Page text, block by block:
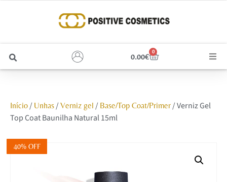
0.00€
0
Unhas
Início/ Unhas/ Verniz gel / Base/Top Coat/Primer/ Verniz Gel
Top Coat Baunilha Natural 15ml
40% OFF